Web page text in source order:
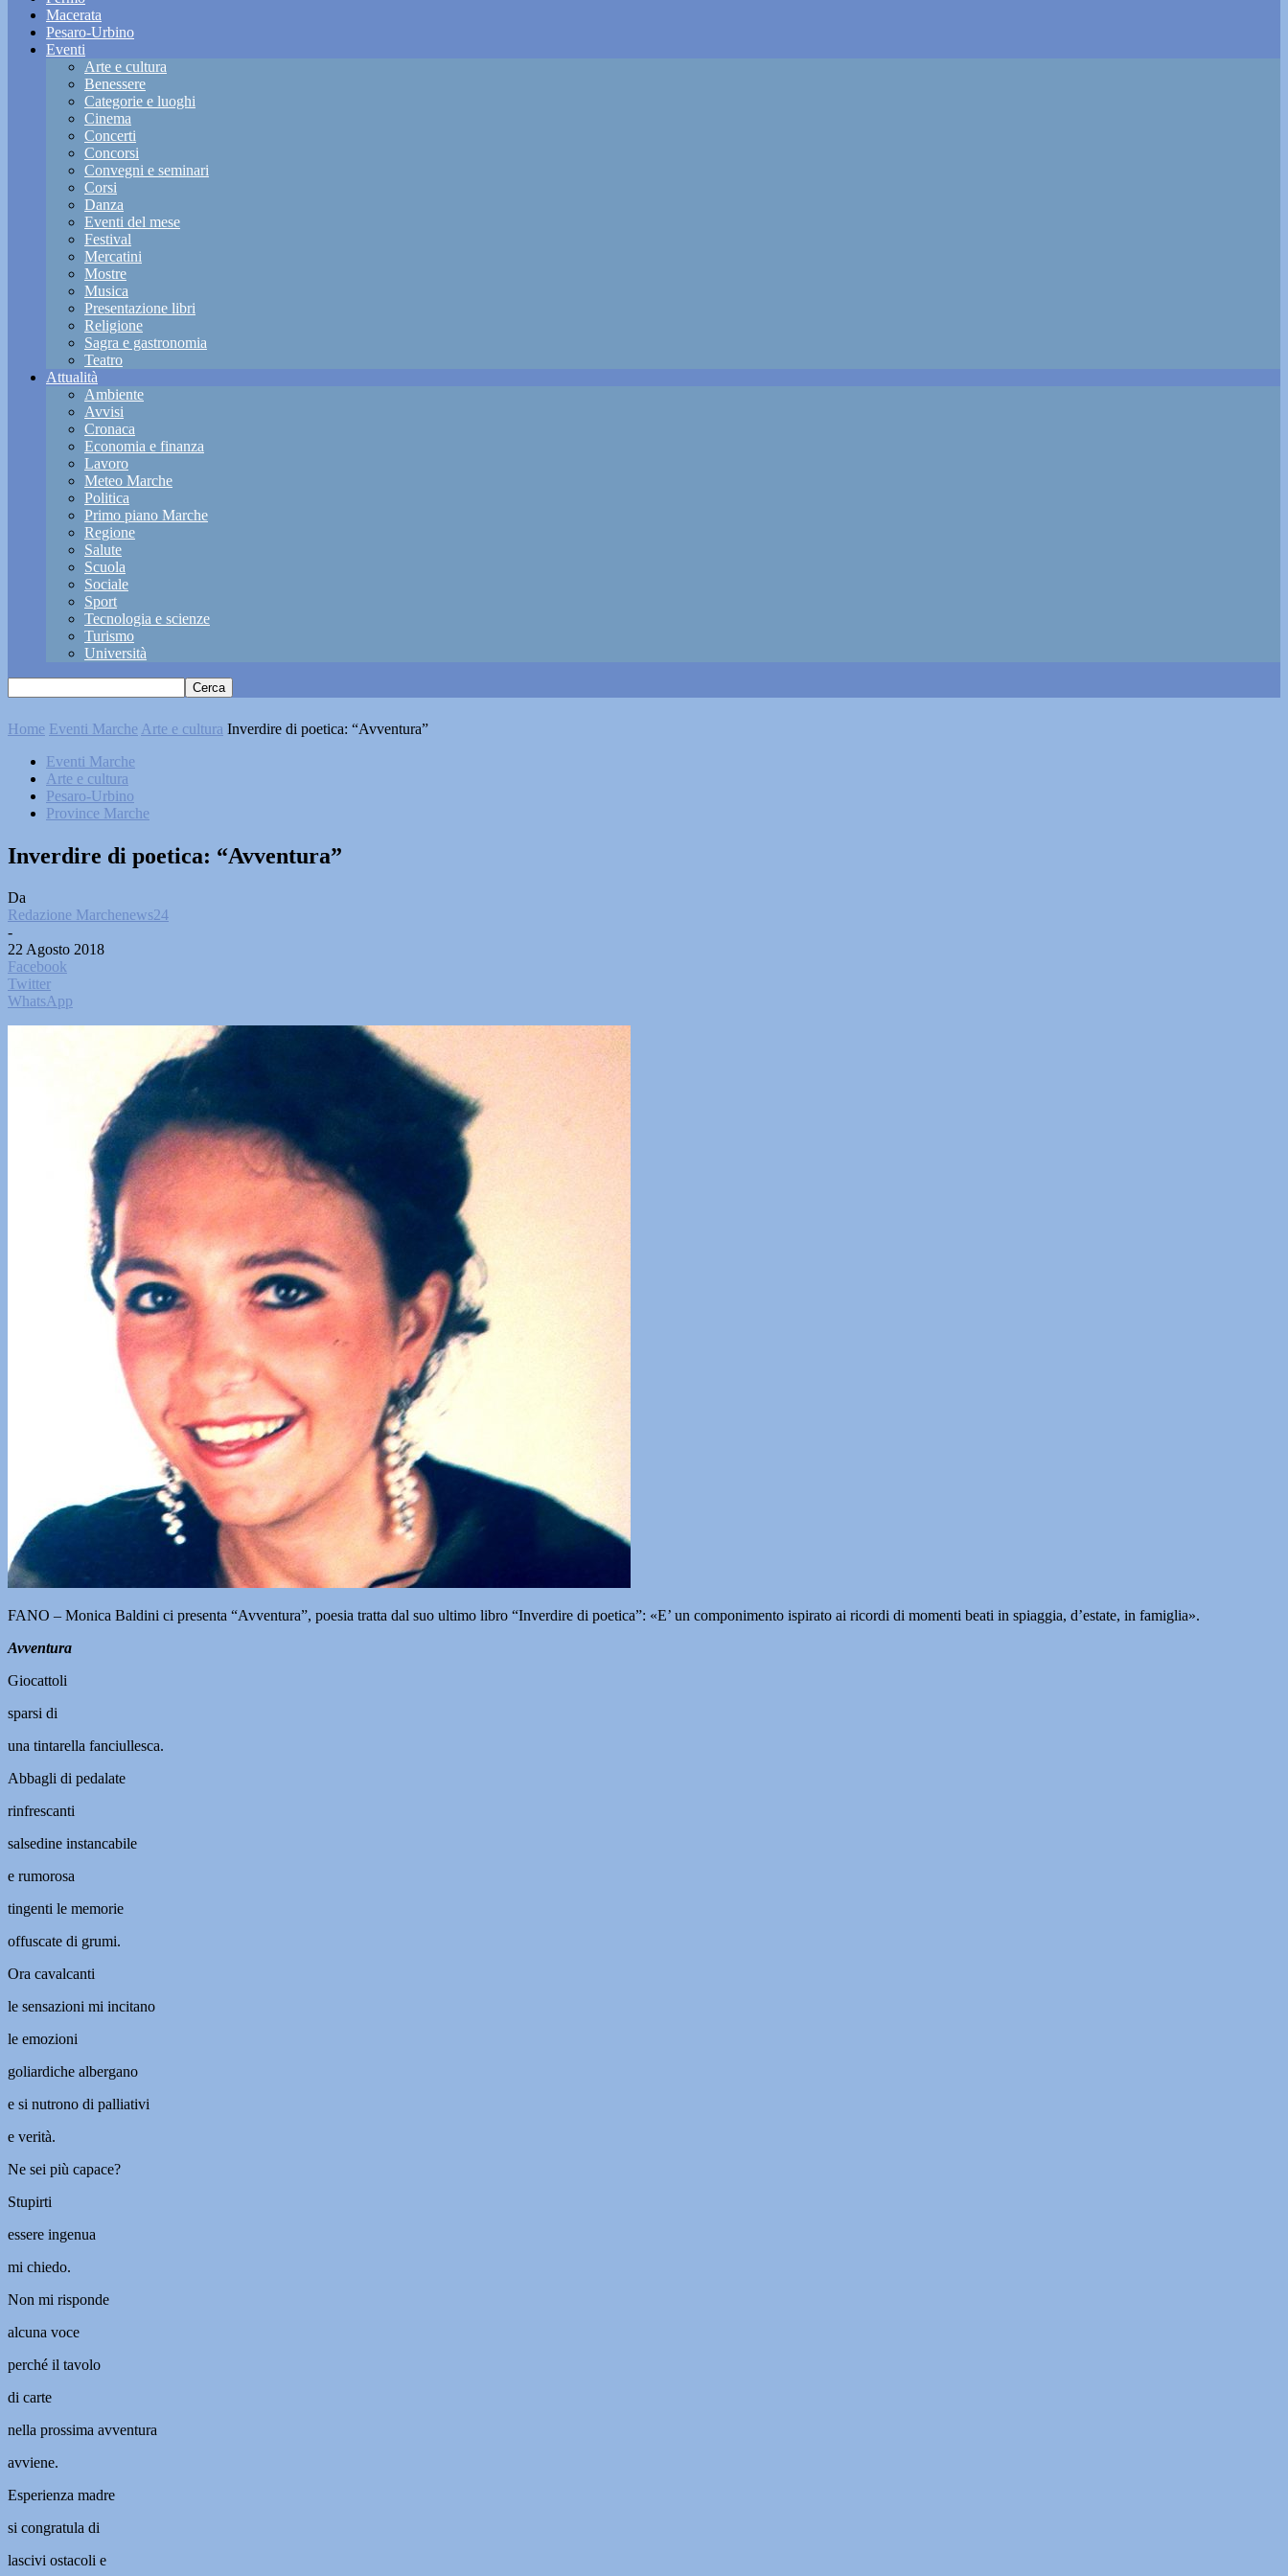
Macerata
Pesaro-Urbino
Eventi
Arte e cultura
Benessere
Categorie e luoghi
Cinema
Concerti
Concorsi
Convegni e seminari
Corsi
Danza
Eventi del mese
Festival
Mercatini
Mostre
Musica
Presentazione libri
Religione
Sagra e gastronomia
Teatro
Attualità
Ambiente
Avvisi
Cronaca
Economia e finanza
Lavoro
Meteo Marche
Politica
Primo piano Marche
Regione
Salute
Scuola
Sociale
Sport
Tecnologia e scienze
Turismo
Università
Home Eventi Marche Arte e cultura Inverdire di poetica: “Avventura”
Eventi Marche
Arte e cultura
Pesaro-Urbino
Province Marche
Inverdire di poetica: “Avventura”
Da
Redazione Marchenews24
-
22 Agosto 2018
Facebook
Twitter
WhatsApp
FANO – Monica Baldini ci presenta “Avventura”, poesia tratta dal suo ultimo libro “Inverdire di poetica”: «E’ un componimento ispirato ai ricordi di momenti beati in spiaggia, d’estate, in famiglia».
Avventura
Giocattoli
sparsi di
una tintarella fanciullesca.
Abbagli di pedalate
rinfrescanti
salsedine instancabile
e rumorosa
tingenti le memorie
offuscate di grumi.
Ora cavalcanti
le sensazioni mi incitano
le emozioni
goliardiche albergano
e si nutrono di palliativi
e verità.
Ne sei più capace?
Stupirti
essere ingenua
mi chiedo.
Non mi risponde
alcuna voce
perché il tavolo
di carte
nella prossima avventura
avviene.
Esperienza madre
si congratula di
lascivi ostacoli e